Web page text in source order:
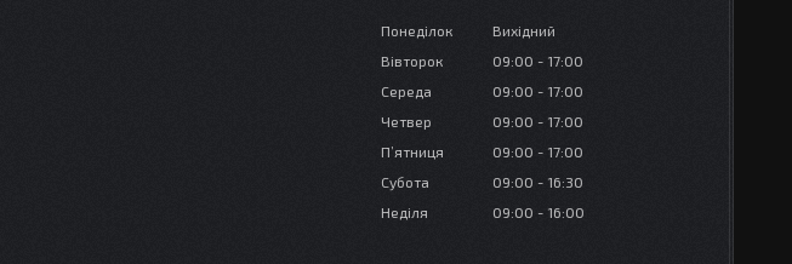
Понеділок
Вихідний
Вівторок
09:00
17:00
Середа
09:00
17:00
Четвер
09:00
17:00
Пʼятниця
09:00
17:00
Субота
09:00
16:30
Неділя
09:00 16:00